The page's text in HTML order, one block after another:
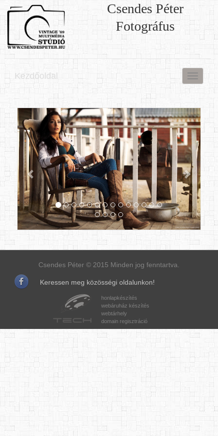
Csendes Péter
Fotográfus
Menü
Kezdőoldal
Csendes Péter © 2015 Minden jog fenntartva.
Keressen meg közösségi oldalunkon!
honlapkészítés
webáruház készítés
webtárhely
domain regisztráció